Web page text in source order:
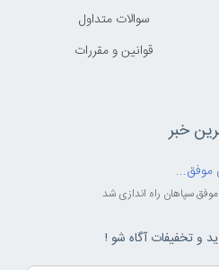
سوالات متداول
قوانين و مقررات
خبر
موفق...
سپاهان راه اندازی شد
و تخفیفات آگاه شو !